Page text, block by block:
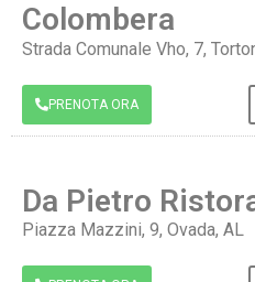
Colombera
Strada Comunale Vho, 7,
PRENOTA ORA
Da Pietro
Piazza Mazzini, 9, Ovada, AL